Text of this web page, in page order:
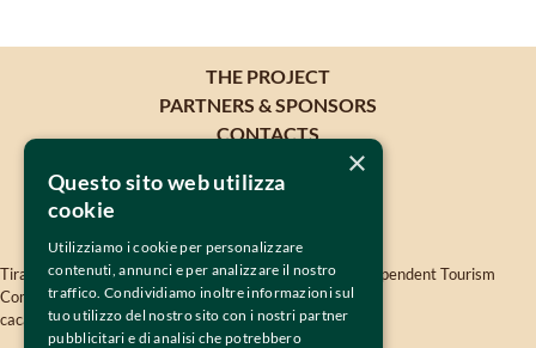
THE PROJECT
PARTNERS & SPONSORS
CONTACTS
Tiramisù World Cup is oganised by TWISSEN- The Independent Tourism
Company Srls - VAT 04819380264 -twissen.com-
cacao@tiramisuworldcup.com
×
Questo sito web utilizza
cookie
Utilizziamo i cookie per personalizzare
contenuti, annunci e per analizzare il nostro
traffico. Condividiamo inoltre informazioni sul
tuo utilizzo del nostro sito con i nostri partner
pubblicitari e di analisi che potrebbero